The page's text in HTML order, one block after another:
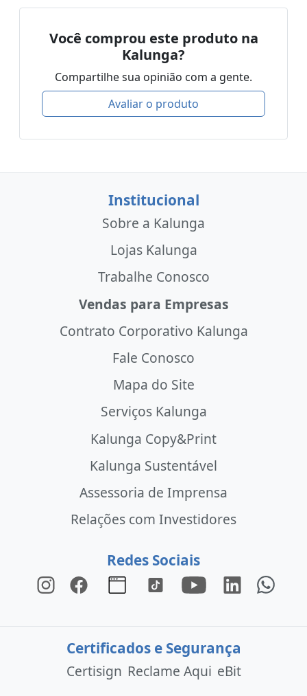
Você comprou este produto na
Kalunga?
Compartilhe sua opinião com a gente.
Avaliar o produto
Institucional
Sobre a Kalunga
Lojas Kalunga
Trabalhe Conosco
Vendas para Empresas
Contrato Corporativo Kalunga
Fale Conosco
Mapa do Site
Serviços Kalunga
Kalunga Copy&Print
Kalunga Sustentável
Assessoria de Imprensa
Relações com Investidores
Redes Sociais
Certificados e Segurança
Certisign Reclame Aqui eBit